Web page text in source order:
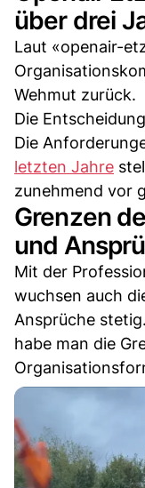
über drei
Laut «openair-
Wehmut zurück.
Die
Die
letzten Jahre
zunehmend vor
Grenzen
und
Mit der
wuchsen auch
Ansprüche
habe man die